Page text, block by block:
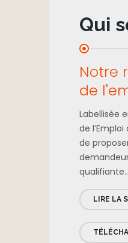
Qui
Notre
de
Labellisée
de
de
LIRE LA